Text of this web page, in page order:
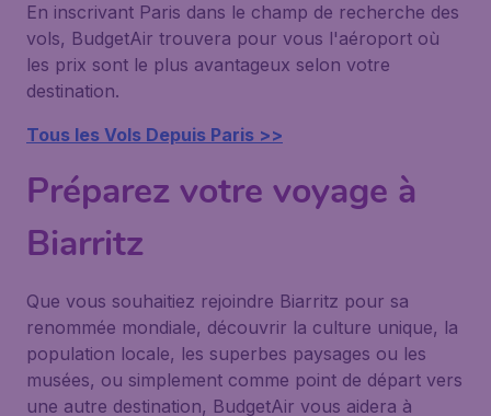
En inscrivant Paris dans le champ de recherche des
vols, BudgetAir trouvera pour vous l'aéroport où
les prix sont le plus avantageux selon votre
destination.
Tous les Vols Depuis Paris >>
Préparez votre voyage à
Biarritz
Que vous souhaitiez rejoindre Biarritz pour sa
renommée mondiale, découvrir la culture unique, la
population locale, les superbes paysages ou les
musées, ou simplement comme point de départ vers
une autre destination, BudgetAir vous aidera à